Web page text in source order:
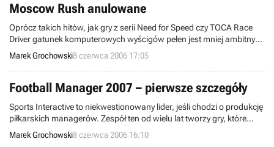
Moscow Rush anulowane
Oprócz takich hitów, jak gry z serii Need for Speed czy TOCA Race
Driver gatunek komputerowych wyścigów pełen jest mniej ambitnych
produkcji. Jedną z nich miała być gra Moscow Rush, tworzona
przez ekipę HBM we współpracy z rosyjskim wydawcą Buka
Entertainment.
Marek Grochowski8 czerwca 2006 17:05
Football Manager 2007 – pierwsze szczegóły
Sports Interactive to niekwestionowany lider, jeśli chodzi o produkcję
piłkarskich managerów. Zespół ten od wielu lat tworzy gry, które
przynoszą fanom łaciatej wielką radość. Na dzień przed mundialem
w Niemczech współpracujący z Segą team ujawnił pierwsze
Marek Grochowski8 czerwca 2006 16:10